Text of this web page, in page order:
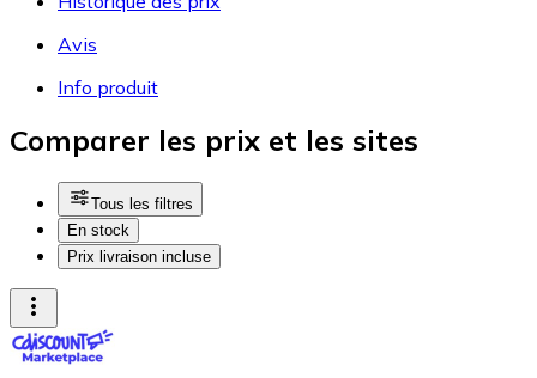
Avis
Info produit
Comparer les prix et les sites
Tous les filtres
En stock
Prix livraison incluse